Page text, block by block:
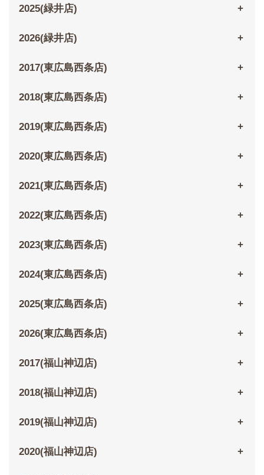
2025(緑井店)
2026(緑井店)
2017(東広島西条店)
2018(東広島西条店)
2019(東広島西条店)
2020(東広島西条店)
2021(東広島西条店)
2022(東広島西条店)
2023(東広島西条店)
2024(東広島西条店)
2025(東広島西条店)
2026(東広島西条店)
2017(福山神辺店)
2018(福山神辺店)
2019(福山神辺店)
2020(福山神辺店)